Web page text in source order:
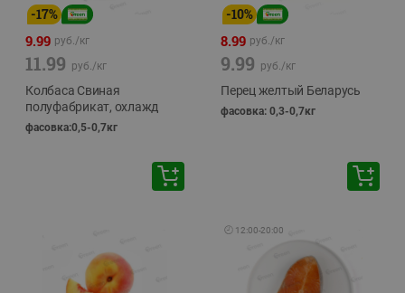
-17%
9.99 руб./кг
11.99 руб./кг
Колбаса Свиная
полуфабрикат, охлажд
фасовка:0,5-0,7кг
-10%
8.99 руб./кг
9.99 руб./кг
Перец желтый Беларусь
фасовка: 0,3-0,7кг
🕘 12:00-20:00